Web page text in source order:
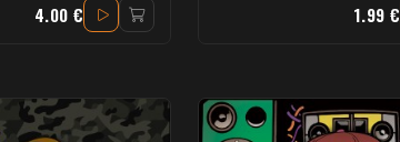
4.00 € 1.99 €